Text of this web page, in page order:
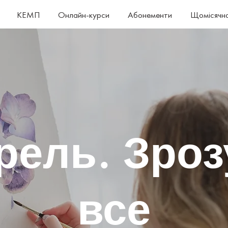
КЕМП Онлайн-курси Абонементи
все